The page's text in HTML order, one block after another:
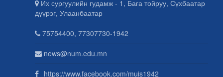
Их сургуулийн гудамж - 1, Бага тойруу, Сүхбаатар
дүүрэг, Улаанбаатар
75754400, 77307730-1942
news@num.edu.mn
https://www.facebook.com/muis1942